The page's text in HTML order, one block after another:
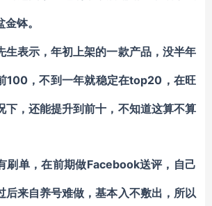
钵。
生表示，年初上架的一款产品，没半年
100，不到一年就稳定在top20，在旺
下，还能提升到前十，不知道这算不算
刷单，在前期做Facebook送评，自己
后来自养号难做，基本入不敷出，所以